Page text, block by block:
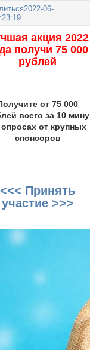
2022-06-
акция 2022
получи 75 000
рублей
от 75 000
всего за 10 мину
опросах от крупных
спонсоров
<<< Принять
участие >>>